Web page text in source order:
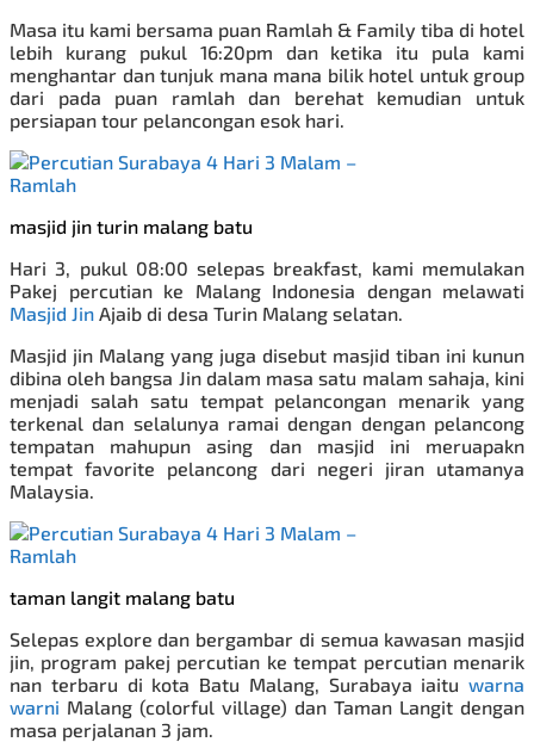
Masa itu kami bersama puan Ramlah & Family tiba di hotel
lebih kurang pukul 16:20pm dan ketika itu pula kami
menghantar dan tunjuk mana mana bilik hotel untuk group
dari pada puan ramlah dan berehat kemudian untuk
persiapan tour pelancongan esok hari.
masjid jin turin malang batu
Hari 3, pukul 08:00 selepas breakfast, kami memulakan
Pakej percutian ke Malang Indonesia
dengan melawati
Masjid Jin Ajaib di desa Turin Malang selatan.
Masjid jin Malang yang juga disebut masjid tiban ini kunun
dibina oleh bangsa Jin dalam masa satu malam sahaja, kini
menjadi salah satu tempat pelancongan menarik yang
terkenal dan selalunya ramai dengan dengan pelancong
tempatan mahupun asing dan masjid ini meruapakn
tempat favorite pelancong dari negeri jiran utamanya
Malaysia.
taman langit malang batu
Selepas explore dan bergambar di semua kawasan masjid
jin, program pakej percutian ke tempat percutian menarik
nan terbaru di kota Batu Malang, Surabaya iaitu warna
warni Malang (colorful village) dan Taman Langit dengan
masa perjalanan 3 jam.